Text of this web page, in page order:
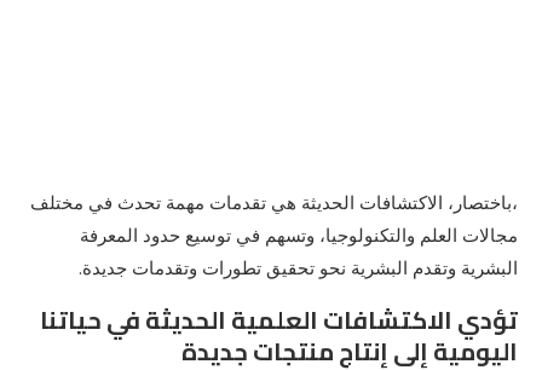
،باختصار، الاكتشافات الحديثة هي تقدمات مهمة تحدث في مختلف
مجالات العلم والتكنولوجيا، وتسهم في توسيع حدود المعرفة
البشرية وتقدم البشرية نحو تحقيق تطورات وتقدمات جديدة.
تؤدي الاكتشافات العلمية الحديثة في حياتنا
اليومية إلى إنتاج منتجات جديدة